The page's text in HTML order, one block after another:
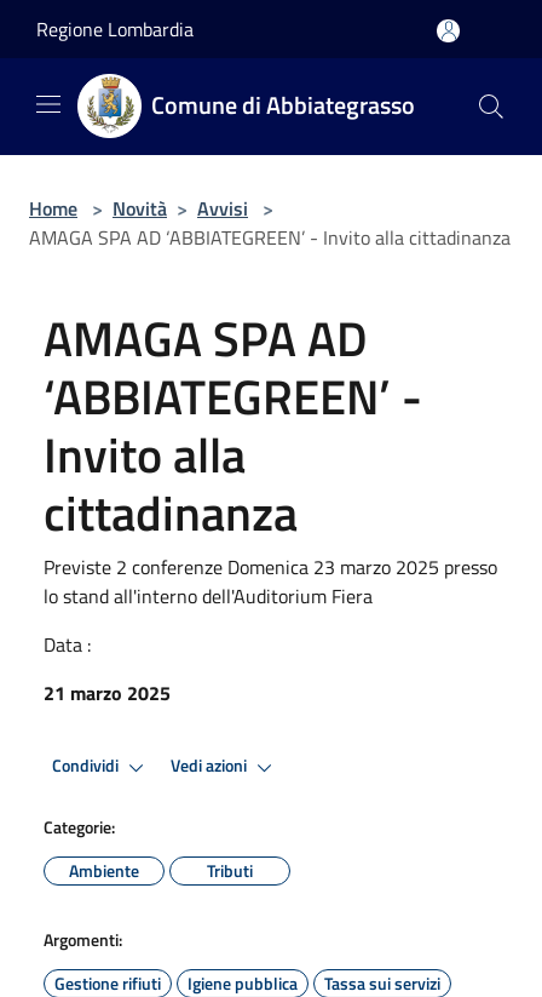
Regione Lombardia
Comune di Abbiategrasso
Home > Novità > Avvisi >
AMAGA SPA AD ‘ABBIATEGREEN’ - Invito alla cittadinanza
AMAGA SPA AD
‘ABBIATEGREEN’ -
Invito alla
cittadinanza
Previste 2 conferenze Domenica 23 marzo 2025 presso
lo stand all'interno dell'Auditorium Fiera
Data :
21 marzo 2025
Condividi Vedi azioni
Categorie:
Ambiente
Tributi
Argomenti:
Gestione rifiuti
Igiene pubblica Tassa sui servizi